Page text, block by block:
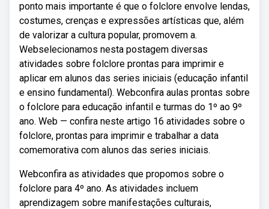
ponto mais importante é que o folclore envolve lendas,
costumes, crenças e expressões artísticas que, além
de valorizar a cultura popular, promovem a.
Webselecionamos nesta postagem diversas
atividades sobre folclore prontas para imprimir e
aplicar em alunos das series iniciais (educação infantil
e ensino fundamental). Webconfira aulas prontas sobre
o folclore para educação infantil e turmas do 1º ao 9º
ano. Web — confira neste artigo 16 atividades sobre o
folclore, prontas para imprimir e trabalhar a data
comemorativa com alunos das series iniciais.
Webconfira as atividades que propomos sobre o
folclore para 4º ano. As atividades incluem
aprendizagem sobre manifestações culturais,